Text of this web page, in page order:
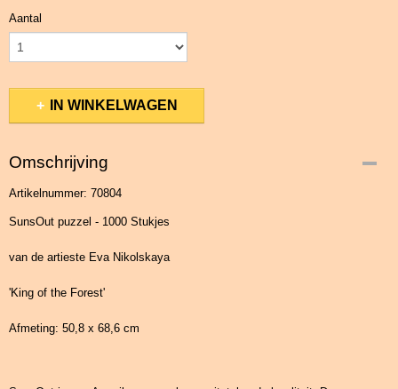
Aantal
IN WINKELWAGEN
Omschrijving
Artikelnummer: 70804
SunsOut puzzel - 1000 Stukjes
van de artieste Eva Nikolskaya
'King of the Forest'
Afmeting: 50,8 x 68,6 cm